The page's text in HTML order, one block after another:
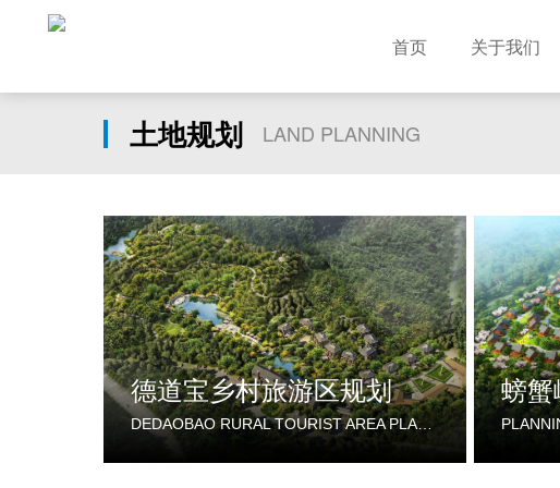
首页 关于我们
土地规划 LAND PLANNING
德道宝乡村旅游区规划
DEDAOBAO RURAL TOURIST AREA PLANNING